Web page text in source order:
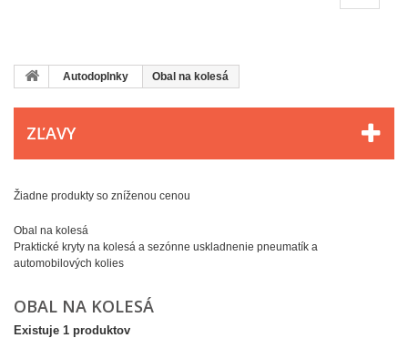
Autodoplnky Obal na kolesá
ZĽAVY
Žiadne produkty so zníženou cenou
Obal na kolesá
Praktické kryty na kolesá a sezónne uskladnenie pneumatík a
automobilových kolies
OBAL NA KOLESÁ
Existuje 1 produktov